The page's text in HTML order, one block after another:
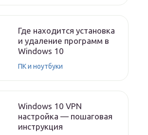
Где находится установка
и удаление программ в
Windows 10
ПК и ноутбуки
Windows 10 VPN
настройка — пошаговая
инструкция